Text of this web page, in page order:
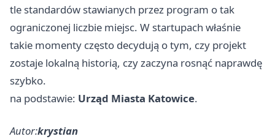
tle standardów stawianych przez program o tak
ograniczonej liczbie miejsc. W startupach właśnie
takie momenty często decydują o tym, czy projekt
zostaje lokalną historią, czy zaczyna rosnąć naprawdę
szybko.
na podstawie: Urząd Miasta Katowice.
Autor:krystian